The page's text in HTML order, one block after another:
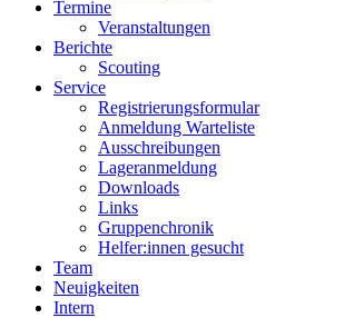
Termine
Veranstaltungen
Berichte
Scouting
Service
Registrierungsformular
Anmeldung Warteliste
Ausschreibungen
Lageranmeldung
Downloads
Links
Gruppenchronik
Helfer:innen gesucht
Team
Neuigkeiten
Intern